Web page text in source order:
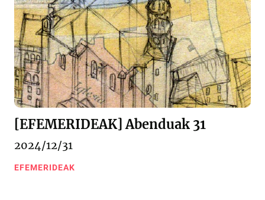
[EFEMERIDEAK] Abenduak 31
2024/12/31
EFEMERIDEAK